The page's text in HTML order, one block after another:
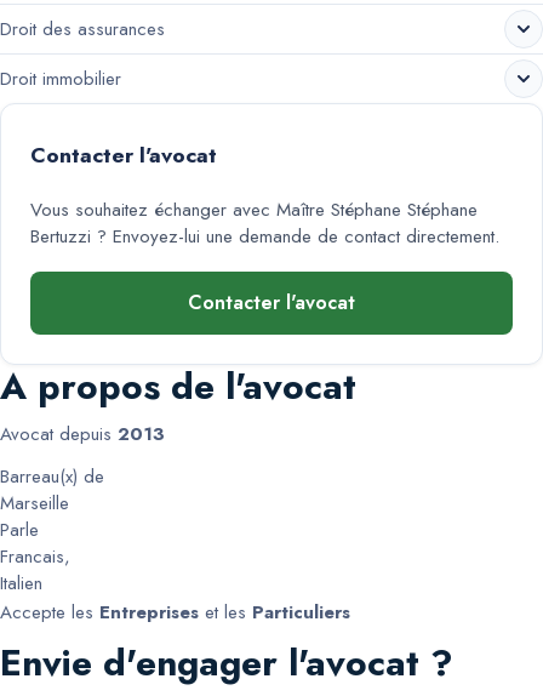
Droit des assurances
Droit immobilier
Contacter l'avocat
Vous souhaitez échanger avec Maître Stéphane Stéphane
Bertuzzi ? Envoyez-lui une demande de contact directement.
Contacter l'avocat
A propos de l'avocat
Avocat depuis 2013
Barreau(x) de
Marseille
Parle
Francais,
Italien
Accepte les Entreprises et les Particuliers
Envie d'engager l'avocat ?